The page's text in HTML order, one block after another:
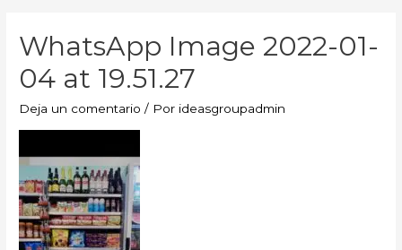
WhatsApp Image 2022-01-
04 at 19.51.27
Deja un comentario / Por ideasgroupadmin